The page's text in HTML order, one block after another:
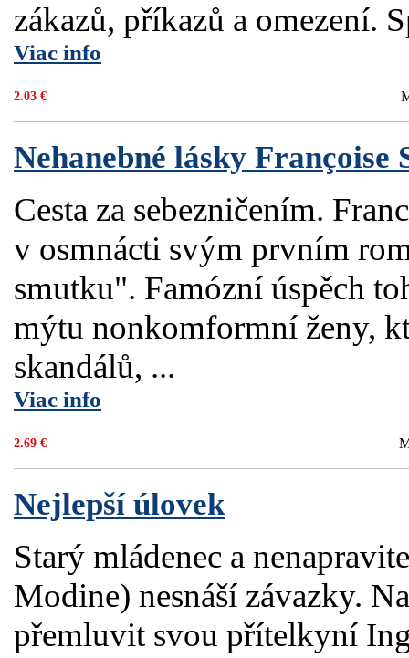
zákazů, příkazů a omezení.
Viac info
2.03 €
Nehanebné lásky Françoise
Cesta za sebezničením.
v osmnácti svým prvním
smutku". Famózní úspěch
mýtu nonkomformní ženy,
skandálů, ...
Viac info
2.69 €
Nejlepší úlovek
Starý mládenec a
Modine) nesnáší závazky.
přemluvit svou přítelkyní